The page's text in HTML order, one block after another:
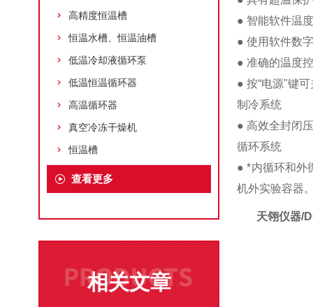
高精度恒温槽
恒温水槽、恒温油槽
低温冷却液循环泵
低温恒温循环器
高温循环器
真空冷冻干燥机
恒温槽
查看更多
相关文章
● 智能软件温
● 使用软件数
● 准确的温度
● 按“电源"键
制冷系统
● 高效全封闭
循环系统
● *内循环和外
机外实验容器
天翎仪器/